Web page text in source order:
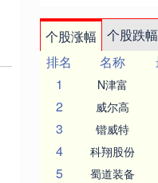
个股涨幅 个股跌幅
排名
名称
1
N津富
2 威尔高
3 锴威特
4 科翔股份
5 蜀道装备